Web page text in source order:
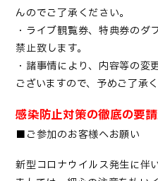
んのでご了承ください。
・ライブ観覧券、特典券のダ
禁止致します。
・諸事情により、内容等の
ございますので、予めご了承く
感染防止対策の徹底の要
■ご参加のお客様へお願い
新型コロナウイルス発生に伴